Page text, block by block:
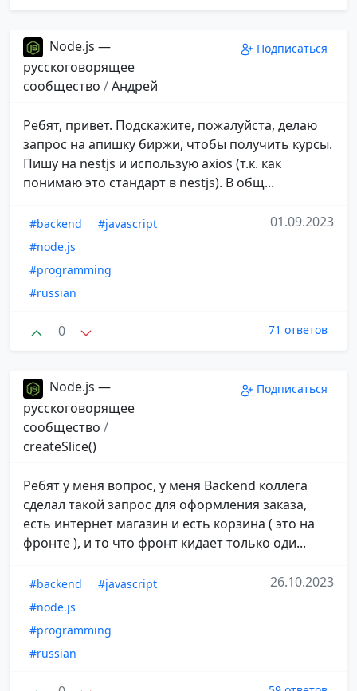
Node.js —
русскоговорящее
сообщество /Андрей
Подписаться
Ребят, привет. Подскажите, пожалуйста, делаю
запрос на апишку биржи, чтобы получить курсы.
Пишу на nestjs и использую axios (т.к. как
понимаю это стандарт в nestjs). В общ...
#backend
#javascript
#node.js
#programming
#russian
01.09.2023
0 71 ответов
Node.js —
русскоговорящее
сообщество /
createSlice()
Подписаться
Ребят у меня вопрос, у меня Backend коллега
сделал такой запрос для оформления заказа,
есть интернет магазин и есть корзина ( это на
фронте ), и то что фронт кидает только оди...
#backend
#javascript
#node.js
#programming
#russian
26.10.2023